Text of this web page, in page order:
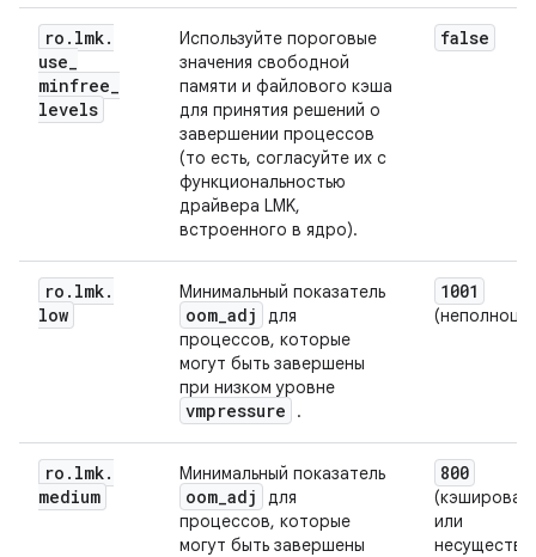
ro . lmk.
use_
minfree_
levels
Используйте пороговые
значения свободной
памяти и файлового кэша
для принятия решений о
завершении процессов
(то есть, согласуйте их с
функциональностью
драйвера LMK,
встроенного в ядро).
false
ro . lmk.
low
Минимальный показатель
oom_adj
для
процессов, которые
могут быть завершены
при низком уровне
vmpressure .
1001
ro . lmk.
medium
Минимальный показатель
oom_adj
для
процессов, которые
могут быть завершены
800
или